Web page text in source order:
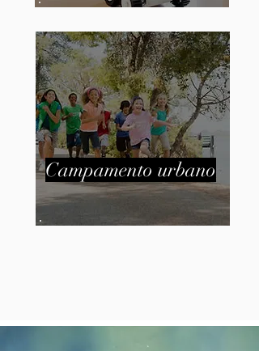
Campamento urbano